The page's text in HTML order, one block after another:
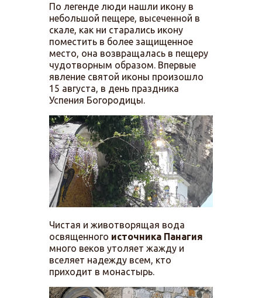
По легенде люди нашли икону в
небольшой пещере, высеченной в
скале, как ни старались икону
поместить в более защищенное
место, она возвращалась в пещеру
чудотворным образом. Впервые
явление святой иконы произошло
15 августа, в день праздника
Успения Богородицы.
Чистая и животворящая вода
освященного источника Панагия
много веков утоляет жажду и
вселяет надежду всем, кто
приходит в монастырь.